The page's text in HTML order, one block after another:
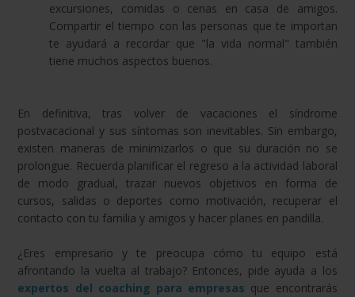
excursiones, comidas o cenas en casa de amigos.
Compartir el tiempo con las personas que te importan
te ayudará a recordar que "la vida normal" también
tiene muchos aspectos buenos.
En definitiva, tras volver de vacaciones el síndrome
postvacacional y sus síntomas son inevitables. Sin embargo,
existen maneras de minimizarlos o que su duración no se
prolongue. Recuerda planificar el regreso a la actividad laboral
de modo gradual, trazar nuevos objetivos en forma de
cursos, salidas o deportes como motivación, recuperar el
contacto con tu familia y amigos y hacer planes en pandilla.
¿Eres empresario y te preocupa cómo tu equipo está
afrontando la vuelta al trabajo? Entonces, pide ayuda a los
expertos del coaching para empresas que encontrarás